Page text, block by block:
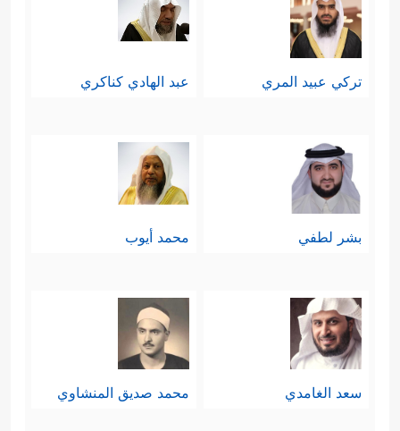
تركي عبيد المري عبد الهادي كناكري
بشر لطفي محمد أيوب
سعد الغامدي محمد صديق المنشاوي